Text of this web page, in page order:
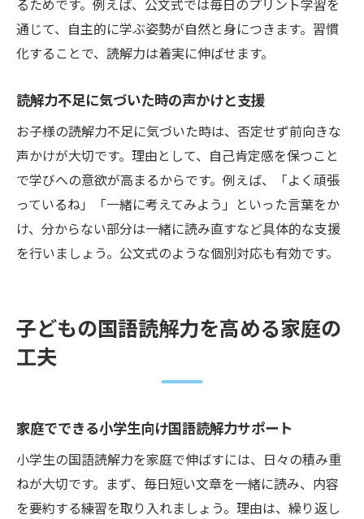
るためです。例えば、公文式では毎日のプリント学習を
通じて、自主的に学ぶ姿勢が自然と身につきます。習慣
化することで、読解力は着実に伸ばせます。
読解力不足に気づいた時の声かけと支援
お子様の読解力不足に気づいた時は、否定せず前向きな
声かけが大切です。理由として、自己肯定感を保つこと
で学びへの意欲が高まるからです。例えば、「よく頑張
っているね」「一緒に考えてみよう」といった言葉をか
け、分からない部分は一緒に読み直すなど具体的な支援
を行いましょう。公文式のような個別対応も有効です。
子どもの国語読解力を高める家庭の
工夫
家庭でできる小学生向け国語読解力サポート
小学生の国語読解力を家庭で伸ばすには、日々の積み重
ねが大切です。まず、毎日短い文章を一緒に読み、内容
を要約する練習を取り入れましょう。理由は、繰り返し